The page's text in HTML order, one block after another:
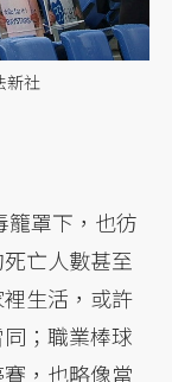
新社
籠罩下，也彷
亡人數甚至
生活，或許
；職業棒球
，也略像當